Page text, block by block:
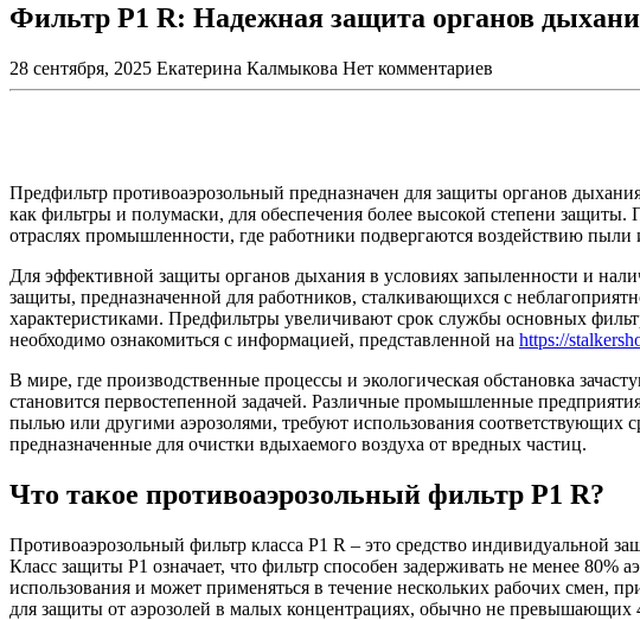
Фильтр P1 R: Надежная защита органов
28 сентября, 2025 Екатерина Калмыкова Нет комментариев
Предфильтр противоаэрозольный предназначен для защиты органов
как фильтры и полумаски, для обеспечения более высокой степени
отраслях промышленности, где работники подвергаются воздействию пыли
Для эффективной защиты органов дыхания в условиях запыленности и
защиты, предназначенной для работников, сталкивающихся с
характеристиками. Предфильтры увеличивают срок службы основных
необходимо ознакомиться с информацией, представленной на https://
В мире, где производственные процессы и экологическая обстановка
становится первостепенной задачей. Различные промышленные
пылью или другими аэрозолями, требуют использования соответствующих
предназначенные для очистки вдыхаемого воздуха от вредных частиц.
Что такое противоаэрозольный фильтр P1 R?
Противоаэрозольный фильтр класса P1 R – это средство индивидуальной
Класс защиты P1 означает, что фильтр способен задерживать не менее 80%
использования и может применяться в течение нескольких рабочих смен,
для защиты от аэрозолей в малых концентрациях, обычно не